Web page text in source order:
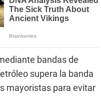
bandas de
supera la banda
mayoristas para evitar